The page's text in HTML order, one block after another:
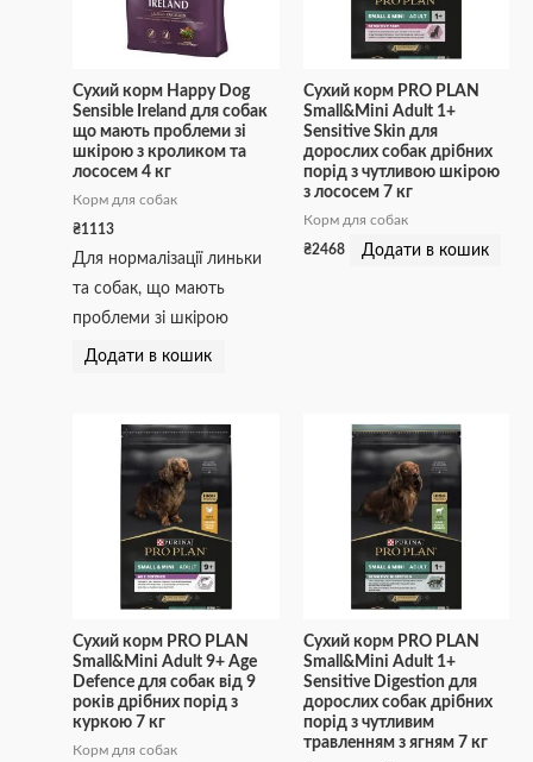
Сухий корм Happy Dog
Sensible Irеland для собак
що мають проблеми зі
шкірою з кроликом та
лососем 4 кг
Корм для собак
₴1113
Для нормалізації линьки
та собак, що мають
проблеми зі шкірою
Додати в кошик
Сухий корм PRO PLAN
Small&Mini Adult 1+
Sensitive Skin для
дорослих собак дрібних
порід з чутливою шкірою
з лососем 7 кг
Корм для собак
₴2468 Додати в кошик
Сухий корм PRO PLAN
Small&Mini Adult 9+ Age
Defence для собак від 9
років дрібних порід з
куркою 7 кг
Корм для собак
Сухий корм PRO PLAN
Small&Mini Adult 1+
Sensitive Digestion для
дорослих собак дрібних
порід з чутливим
травленням з ягням 7 кг